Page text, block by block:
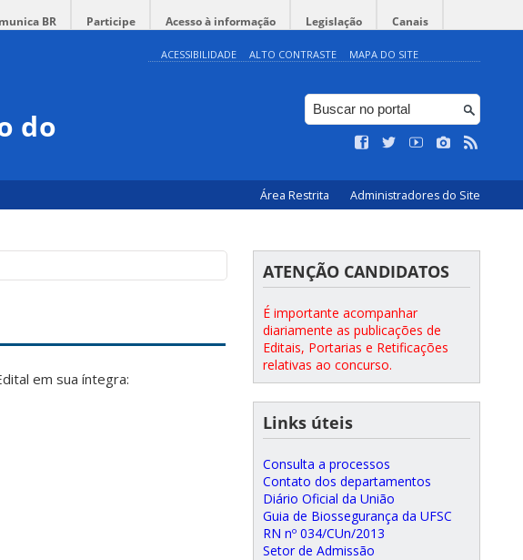
BR Participe Acesso à informação Legislação Canais
ACESSIBILIDADE ALTO CONTRASTE MAPA DO SITE
do
Área Restrita Administradores do Site
em sua íntegra:
ATENÇÃO CANDIDATOS
É importante acompanhar
diariamente as publicações de
Editais, Portarias e Retificações
relativas ao concurso.
Links úteis
Consulta a processos
Contato dos departamentos
Diário Oficial da União
Guia de Biossegurança da UFSC
RN nº 034/CUn/2013
Setor de Admissão